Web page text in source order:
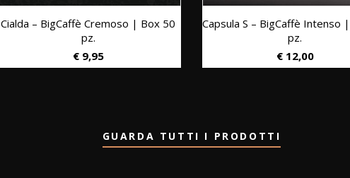
Cialda – BigCaffè Cremoso | Box 50
pz.
€9,95
Capsula S – BigCaffè Intenso
pz.
€12,00
GUARDA TUTTI I PRODOTTI